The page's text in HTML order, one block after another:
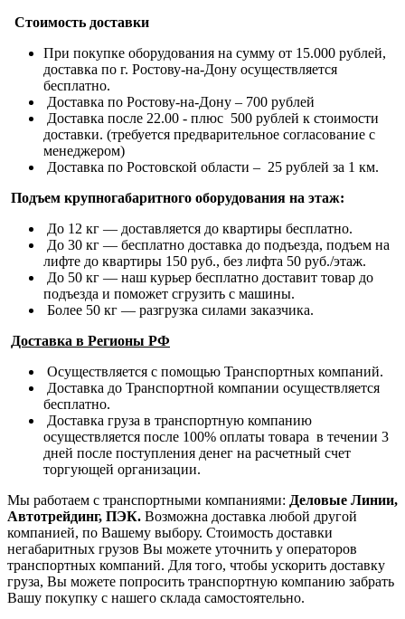
Стоимость доставки
При покупке оборудования на сумму от 15.000 рублей,
доставка по г. Ростову-на-Дону осуществляется
бесплатно.
Доставка по Ростову-на-Дону – 700 рублей
Доставка после 22.00 - плюс 500 рублей к стоимости
доставки. (требуется предварительное согласование с
менеджером)
Доставка по Ростовской области – 25 рублей за 1 км.
Подъем крупногабаритного оборудования на этаж:
До 12 кг — доставляется до квартиры бесплатно.
До 30 кг — бесплатно доставка до подъезда, подъем на
лифте до квартиры 150 руб., без лифта 50 руб./этаж.
До 50 кг — наш курьер бесплатно доставит товар до
подъезда и поможет сгрузить с машины.
Более 50 кг — разгрузка силами заказчика.
Доставка в Регионы РФ
Осуществляется с помощью Транспортных компаний.
Доставка до Транспортной компании осуществляется
бесплатно.
Доставка груза в транспортную компанию
осуществляется после 100% оплаты товара в течении 3
дней после поступления денег на расчетный счет
торгующей организации.
Мы работаем с транспортными компаниями: Деловые Линии,
Автотрейдинг, ПЭК. Возможна доставка любой другой
компанией, по Вашему выбору. Стоимость доставки
негабаритных грузов Вы можете уточнить у операторов
транспортных компаний. Для того, чтобы ускорить доставку
груза, Вы можете попросить транспортную компанию забрать
Вашу покупку с нашего склада самостоятельно.